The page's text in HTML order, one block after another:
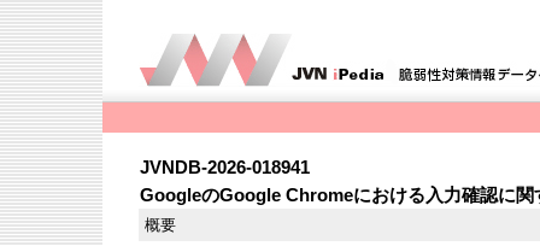
JVNDB-2026-018941
GoogleのGoogle Chromeにおける入力確認に関
概要